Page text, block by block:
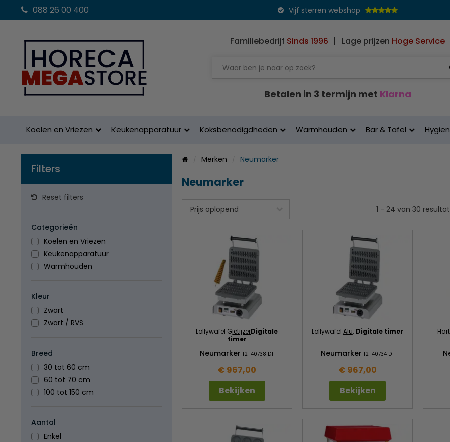
088 26 00 400 Vijf sterren webshop
Familiebedrijf Sinds 1996 | Lage prijzen Hoge Service
Betalen in 3 termijn met Klarna
Koelen en Vriezen Keukenapparatuur Koksbenodigdheden Warmhouden Bar & Tafel
Filters
Reset filters
Categorieën
Koelen en Vriezen
Keukenapparatuur
Warmhouden
Kleur
Zwart
Zwart / RVS
Breed
30 tot 60 cm
60 tot 70 cm
100 tot 150 cm
Aantal
Enkel
Merken Neumarker
Neumarker
1 - 24 van 30
Lollywafel GietijzerDigitale
timer
Neumarker12-40738 DT
€ 967,00
Bekijken
Lollywafel Alu. Digitale timer
Neumarker 12-40734 DT
€ 967,00
Bekijken